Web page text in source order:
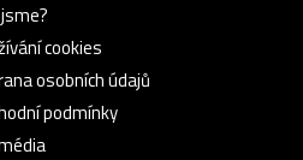
cookies
osobních údajů
podmínky